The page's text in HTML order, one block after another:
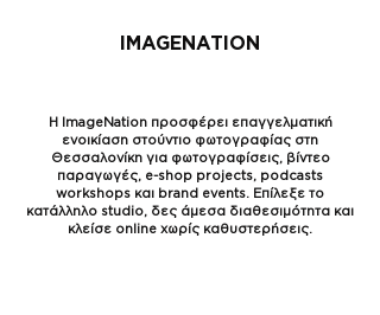
IMAGENATION
Η ImageNation προσφέρει επαγγελματική
ενοικίαση στούντιο φωτογραφίας στη
Θεσσαλονίκη για φωτογραφίσεις, βίντεο
παραγωγές, e-shop projects, podcasts
workshops και brand events. Επίλεξε το
κατάλληλο studio, δες άμεσα διαθεσιμότητα και
κλείσε online χωρίς καθυστερήσεις.